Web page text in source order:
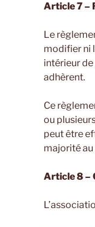
Article 7 –
Le
modifier ni
intérieur de
adhèrent.
Ce
ou
peut être
majorité
Article 8 –